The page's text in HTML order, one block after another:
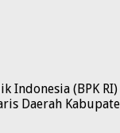
(BPK
Daerah